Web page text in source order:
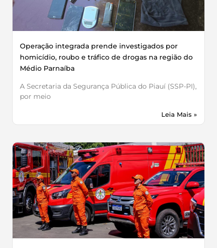
Operação integrada prende investigados por
homicídio, roubo e tráfico de drogas na região do
Médio Parnaíba
A Secretaria da Segurança Pública do Piauí (SSP-PI),
por meio
Leia Mais »